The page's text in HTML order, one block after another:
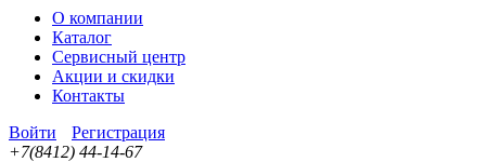
О компании
Каталог
Сервисный центр
Акции и скидки
Контакты
Войти
Регистрация
+7(8412) 44-14-67